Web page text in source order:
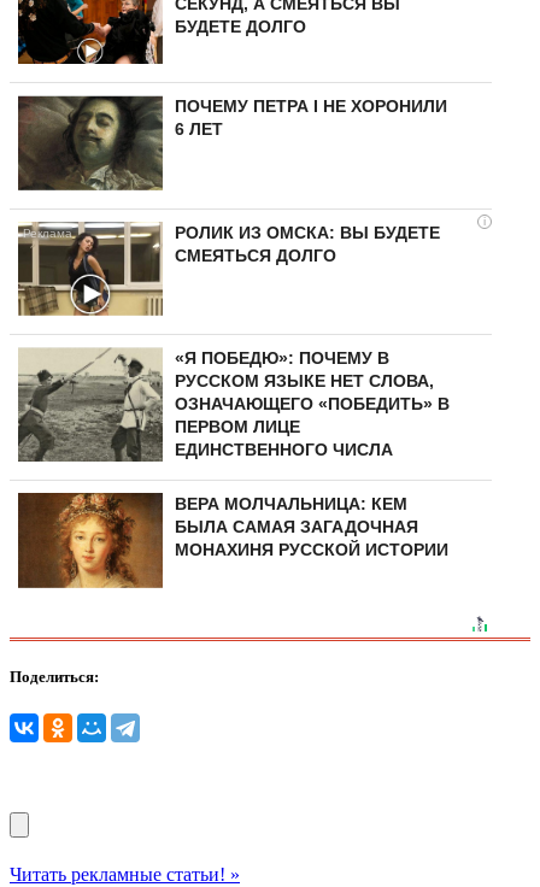
БУДЕТЕ ДОЛГО
ПОЧЕМУ ПЕТРА I НЕ ХОРОНИЛИ
6 ЛЕТ
i
РОЛИК ИЗ ОМСКА: ВЫ БУДЕТЕ
СМЕЯТЬСЯ ДОЛГО
«Я ПОБЕДЮ»: ПОЧЕМУ В
РУССКОМ ЯЗЫКЕ НЕТ СЛОВА,
ОЗНАЧАЮЩЕГО «ПОБЕДИТЬ» В
ПЕРВОМ ЛИЦЕ
ЕДИНСТВЕННОГО ЧИСЛА
ВЕРА МОЛЧАЛЬНИЦА: КЕМ
БЫЛА САМАЯ ЗАГАДОЧНАЯ
МОНАХИНЯ РУССКОЙ ИСТОРИИ
Поделиться:
Читать рекламные статьи! »